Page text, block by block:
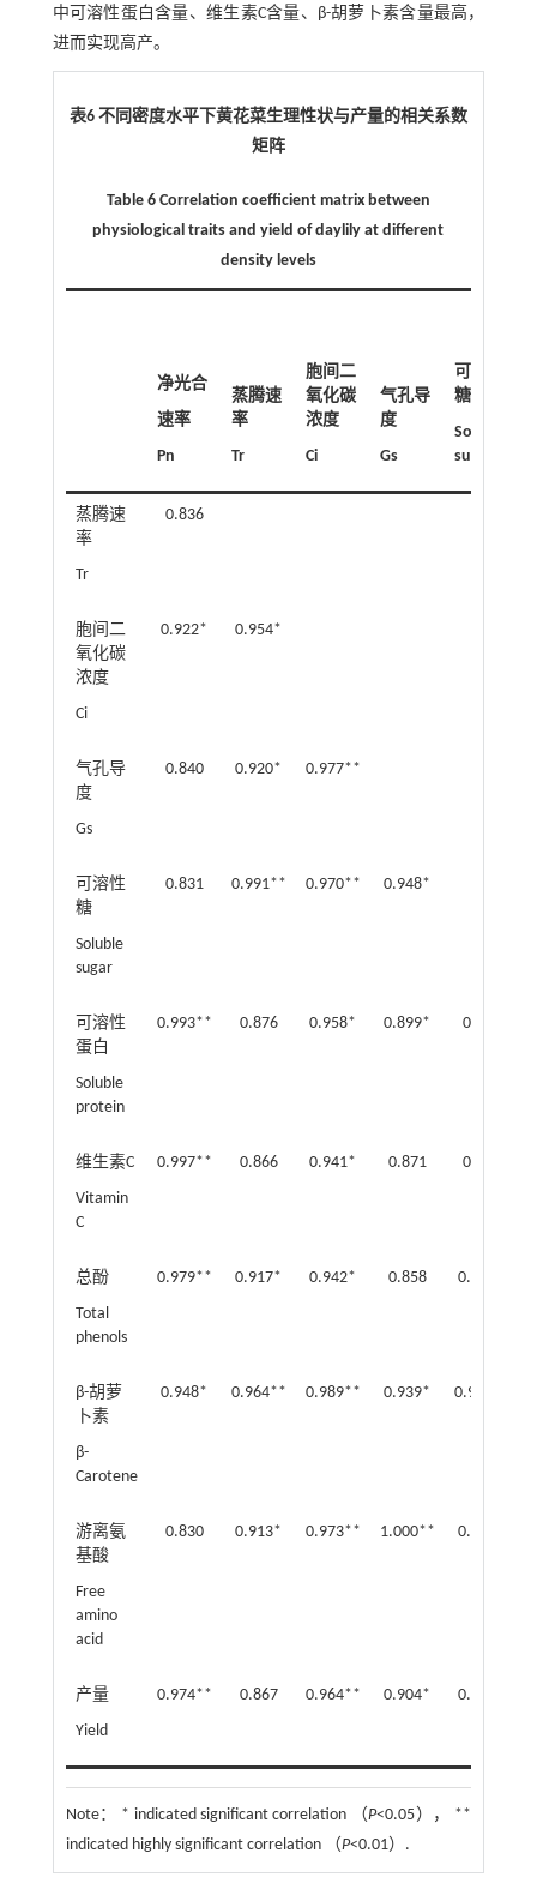
中可溶性蛋白含量、维生素C含量、β-胡萝卜素含量最高，
进而实现高产。
表6 不同密度水平下黄花菜生理性状与产量的相关系数
矩阵
Table 6 Correlation coefficient matrix between
physiological traits and yield of daylily at different
density levels
净光合
速率
Pn
蒸腾速
率
Tr
胞间二
氧化碳
浓度
Ci
气孔导
度
Gs
可溶性
糖
Soluble
sugar
蒸腾速
率
Tr
0.836
胞间二
氧化碳
浓度
Ci
0.922* 0.954*
气孔导
度
Gs
0.840 0.920* 0.977**
可溶性
糖
Soluble
sugar
0.831 0.991** 0.970** 0.948*
可溶性
蛋白
Soluble
protein
0.993** 0.876 0.958* 0.899* 0.878
维生素C
Vitamin
C
0.997** 0.866 0.941* 0.871 0.859
总酚
Total
phenols
0.979** 0.917* 0.942* 0.858 0.899*
β-胡萝
卜素
β-
Carotene
0.948* 0.964** 0.989** 0.939* 0.964**
游离氨
基酸
Free
amino
acid
0.830 0.913* 0.973** 1.000** 0.945*
产量
Yield
0.974** 0.867 0.964** 0.904* 0.888*
Note： * indicated significant correlation （P<0.05）， **
indicated highly significant correlation （P<0.01）.